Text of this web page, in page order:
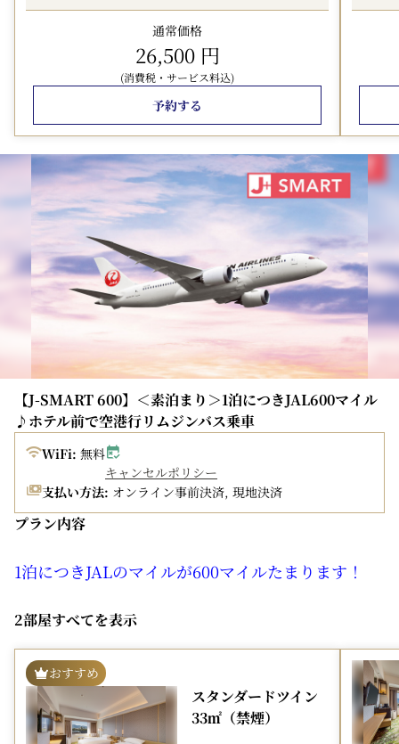
提携駐車場利用時はチェックイン時にフロントへ駐車券を
①びぷれす熊日会館有料駐車場（ホテル日航熊本地下2
・収容台数：125台 ・車種制限：高さ2.1Ｍ、幅2.1Ｍ、
長さ5.0Ｍまで。
・優待料金：ご1泊につき2,200円(税込）
・優待時間：13時30分～翌11時30分（ご利用時間内の出
入庫が可能です）
②パークシティ24ｈ白川公園/③パークシティ24h水道町
（ホテルまで徒歩約5分）
・優待料金：ご1泊につき1,200円(税込）
・優待時間：15時00分～翌12時00分（一度出庫されます
とご優待は終了となります）
・優待時間前後のご利用には別途規定の超過料金を頂戴い
たします。地図、規定料金等はホテル公式HPを参照願い
＜レストラン事前予約の推奨＞
事前のご予約をおすすめしております。ディナーは前日
14:00までにご予約をお願いいたします。
前日14:00までにご予約がない場合は予告なく休業するこ
とがございますのであらかじめご了承ください。
レストランの営業時間は最新情報を
＜キャンセル規定＞
当日 宿泊料金の80%
不泊 宿泊料金の100%
通常価格
26,500 円
(消費税・サービス料込)
予約する
【J-SMART 600】＜素泊まり＞1泊につきJAL600マイル
♪ホテル前で空港行リムジンバス乗車
WiFi: 無料
キャンセルポリシー
支払い方法: オンライン事前決済, 現地決済
プラン内容
1泊につきJALのマイルが600マイルたまります！
ＪＭＢホテルマイル積算対象プランです。
1泊につきJALのマイルが600マイルたまります！
・JALマイレージバンク会員様に1泊1室ごとに600マイル
が積算されるプランです。
・会員ご本人が宿泊した部屋のみマイル精算対象となりま
す。
・マイルは1室につき1名様に限り、1泊あたりで積算され
2部屋すべてを表示
おすすめ
スタンダードツイン
33㎡（禁煙）